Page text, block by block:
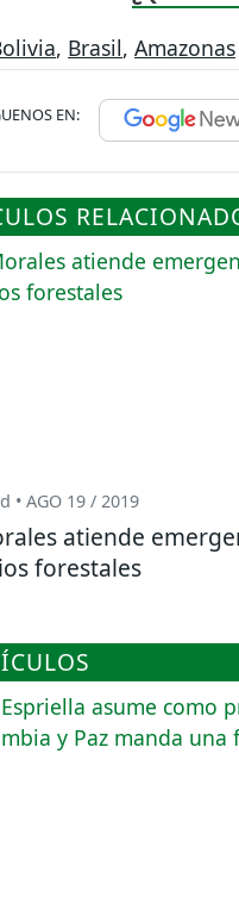
, Brasil, Amazonas
EN:
• AGO 19 / 2019
atiende
forestales